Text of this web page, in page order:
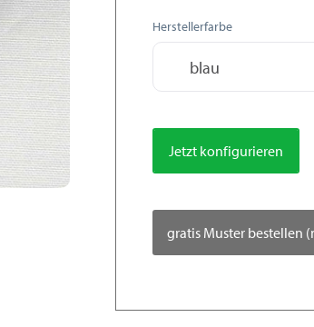
Herstellerfarbe
blau
Jetzt konfigurieren
gratis Muster bestellen